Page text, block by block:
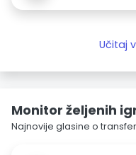
Učitaj
Monitor željenih
Najnovije glasine o